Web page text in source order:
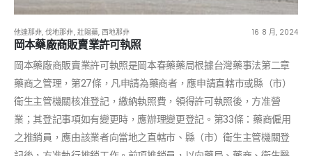
他達那非,伐地那非, 壯陽藥, 西地那非 16 8 月, 2024
岡本藥廠商販賣業許可執照
岡本藥廠商販賣業許可執照是岡本春藥藥局根據台灣藥事法第二章
藥商之管理，第27條，凡申請為藥商者，應申請直轄市或縣（市）
衛生主管機關核准登記，繳納執照費，領得許可執照後，方准營
業；其登記事項如有變更時，應辦理變更登記。第33條：藥商僱用
之推銷員，應由該業者向當地之直轄市、縣（市）衛生主管機關登